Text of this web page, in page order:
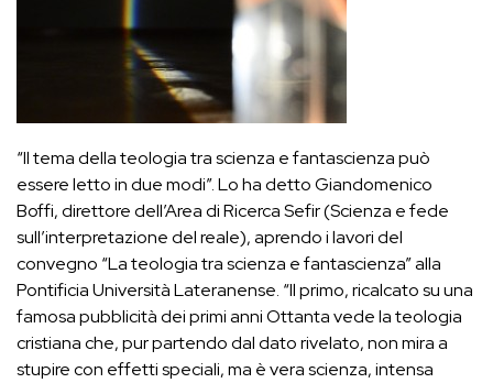
“Il tema della teologia tra scienza e fantascienza può
essere letto in due modi”. Lo ha detto Giandomenico
Boffi, direttore dell’Area di Ricerca Sefir (Scienza e fede
sull’interpretazione del reale), aprendo i lavori del
convegno “La teologia tra scienza e fantascienza” alla
Pontificia Università Lateranense. “Il primo, ricalcato su una
famosa pubblicità dei primi anni Ottanta vede la teologia
cristiana che, pur partendo dal dato rivelato, non mira a
stupire con effetti speciali, ma è vera scienza, intensa